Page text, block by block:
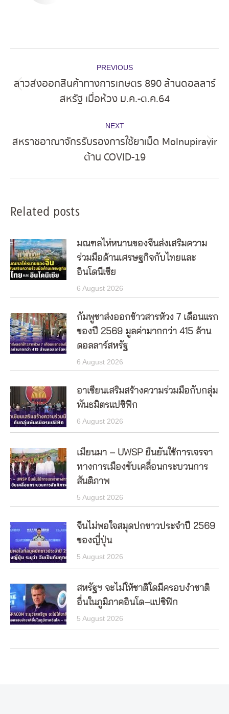
navigation
PREVIOUS
post:
ลาวส่งออกสินค้าทางการเกษตร 890 ล้านดอลลาร์
สหรัฐ เมื่อห้วง ม.ค.-ต.ค.64
NEXT
post:
สหราชอาณาจักรรับรองการใช้ยาเม็ด Molnupiravir
ต้าน COVID-19
Related posts
มณฑลไห่หนานของจีนส่งเสริมความ
ร่วมมือด้านเศรษฐกิจกับไทยและ
อินโดนีเซีย
6 August 2026
กัมพูชาส่งออกข้าวสารห้วง 7 เดือนแรก
ของปี 2569 มูลค่ามากกว่า 415 ล้าน
ดอลลาร์สหรัฐ
6 August 2026
อาเซียนเสริมสร้างความร่วมมือกับกลุ่ม
พันธมิตรแปซิฟิก
6 August 2026
เมียนมา – UWSP ยืนยันใช้การเจรจา
ทางการเมืองขับเคลื่อนกระบวนการ
สันติภาพ
5 August 2026
จีนไม่พอใจสมุดปกขาวประจำปี 2569
ของญี่ปุ่น
5 August 2026
สหรัฐฯ จะไม่ให้ชาติใดมีครอบงำชาติ
อื่นในภูมิภาคอินโด–แปซิฟิก
5 August 2026